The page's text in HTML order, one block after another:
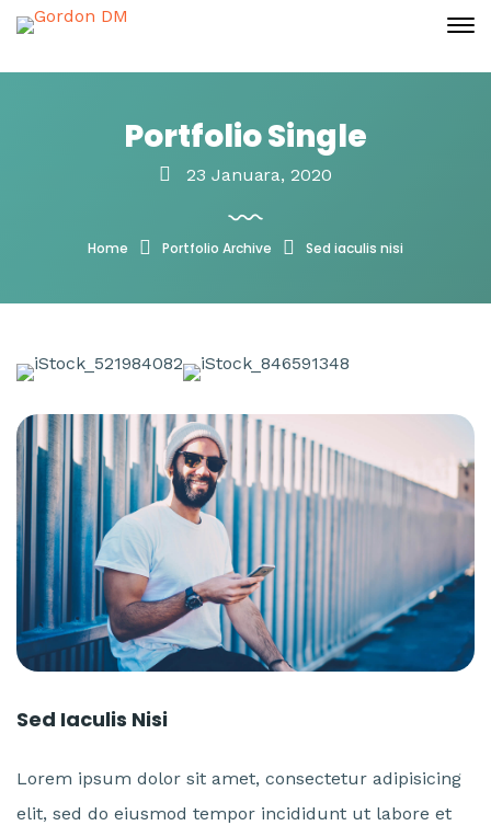
Portfolio Single
23 Januara, 2020
Home Portfolio Archive Sed iaculis nisi
Sed Iaculis Nisi
Lorem ipsum dolor sit amet, consectetur adipisicing
elit, sed do eiusmod tempor incididunt ut labore et